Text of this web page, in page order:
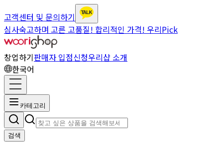
고객센터 및 문의하기
심사숙고하며 고른 고품질! 합리적인 가격! 우리Pick
창업하기판매자 입점신청우리샵 소개
한국어
카테고리
검색